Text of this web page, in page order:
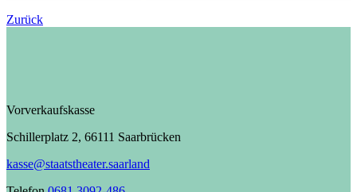
Zurück
Vorverkaufskasse
Schillerplatz 2, 66111 Saarbrücken
kasse@staatstheater.saarland